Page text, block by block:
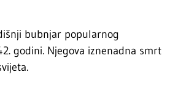
bubnjar popularnog
godini. Njegova iznenadna smrt